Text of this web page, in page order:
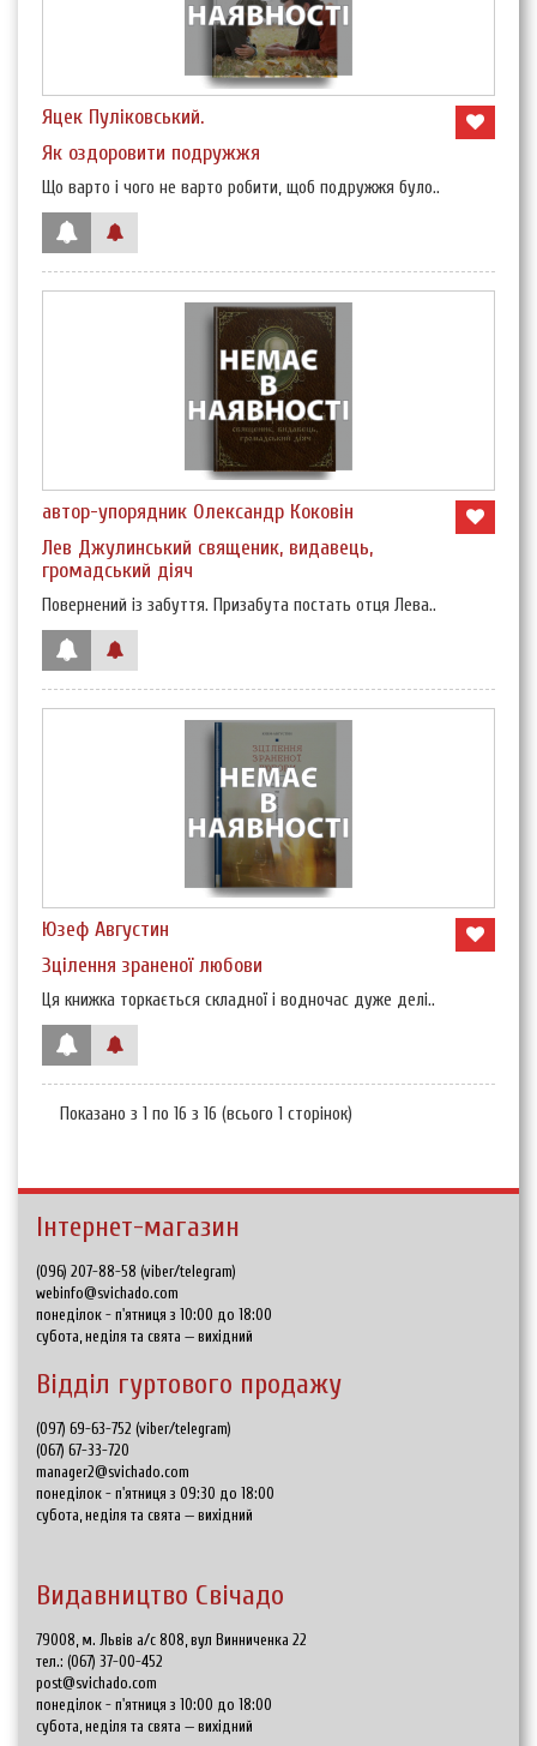
Яцек Пуліковський.
Як оздоровити подружжя
Що варто і чого не варто робити, щоб подружжя було..
автор-упорядник Олександр Коковін
Лев Джулинський священик, видавець,
громадський діяч
Повернений із забуття. Призабута постать отця Лева..
Юзеф Августин
Зцілення зраненої любови
Ця книжка торкається складної і водночас дуже делі..
Показано з 1 по 16 з 16 (всього 1 сторінок)
Інтернет-магазин
(096) 207-88-58 (viber/telegram)
webinfo@svichado.com
понеділок - п'ятниця з 10:00 до 18:00
субота, неділя та свята — вихідний
Відділ гуртового продажу
(097) 69-63-752 (viber/telegram)
(067) 67-33-720
manager2@svichado.com
понеділок - п'ятниця з 09:30 до 18:00
субота, неділя та свята — вихідний
Видавництво Свічадо
79008, м. Львів а/с 808, вул Винниченка 22
тел.: (067) 37-00-452
post@svichado.com
понеділок - п'ятниця з 10:00 до 18:00
субота, неділя та свята — вихідний